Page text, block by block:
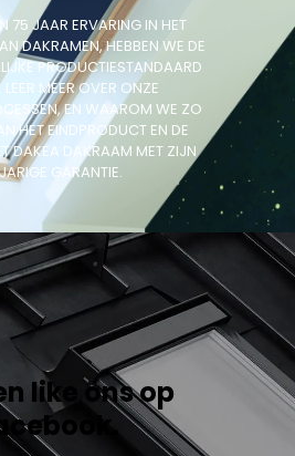
75 JAAR ERVARING IN HET
DAKRAMEN, HEBBEN WE DE
PRODUCTIESTANDAARD
LEER MEER OVER ONZE
EN WAAROM WE ZO
HET EINDPRODUCT EN DE
DAKEA DAKRAAM MET ZIJN
GARANTIE.
like ons op